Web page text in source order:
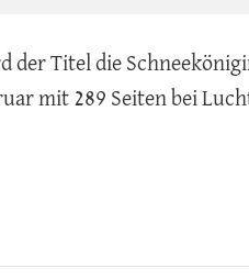
der Titel die
mit 289 Seiten bei